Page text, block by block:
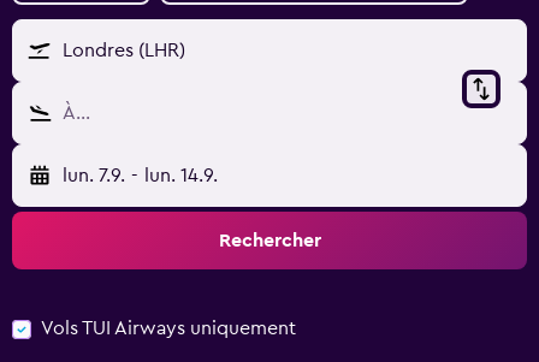
Londres (LHR)
À…
lun. 7.9. - lun. 14.9.
Rechercher
Vols TUI Airways uniquement